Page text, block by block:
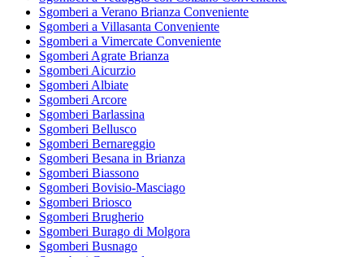
Sgomberi a Verano Brianza Conveniente
Sgomberi a Villasanta Conveniente
Sgomberi a Vimercate Conveniente
Sgomberi Agrate Brianza
Sgomberi Aicurzio
Sgomberi Albiate
Sgomberi Arcore
Sgomberi Barlassina
Sgomberi Bellusco
Sgomberi Bernareggio
Sgomberi Besana in Brianza
Sgomberi Biassono
Sgomberi Bovisio-Masciago
Sgomberi Briosco
Sgomberi Brugherio
Sgomberi Burago di Molgora
Sgomberi Busnago